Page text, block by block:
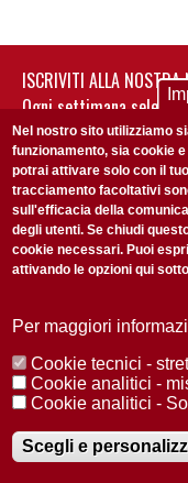
ISCRIVITI ALLA NOSTRA
Ogni settimana
non perderti gli
Accetto laPrivacy
Redazione Copyright
© 2025 Università di
Registrazione presso il
2012
Nel nostro sito utilizziamo
funzionamento, sia cookie
potrai attivare solo con il
tracciamento facoltativi
sull'efficacia della
degli utenti. Se chiudi
cookie necessari. Puoi
attivando le opzioni qui
Per maggiori
Cookie tecnici -
Cookie analitici -
Cookie analitici -
Scegli e